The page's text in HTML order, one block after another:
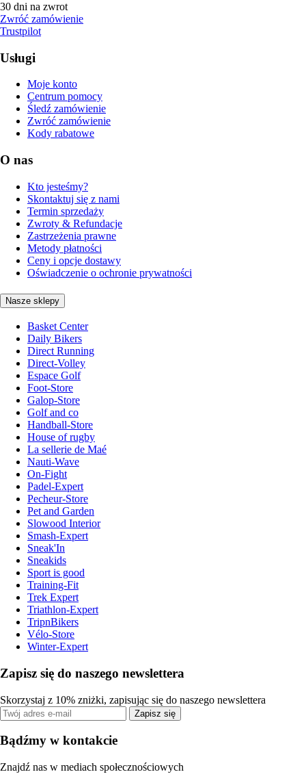
30 dni na zwrot
Zwróć zamówienie
Trustpilot
Usługi
Moje konto
Centrum pomocy
Śledź zamówienie
Zwróć zamówienie
Kody rabatowe
O nas
Kto jesteśmy?
Skontaktuj się z nami
Termin sprzedaży
Zwroty & Refundacje
Zastrzeżenia prawne
Metody płatności
Ceny i opcje dostawy
Oświadczenie o ochronie prywatności
Nasze sklepy
Basket Center
Daily Bikers
Direct Running
Direct-Volley
Espace Golf
Foot-Store
Galop-Store
Golf and co
Handball-Store
House of rugby
La sellerie de Maé
Nauti-Wave
On-Fight
Padel-Expert
Pecheur-Store
Pet and Garden
Slowood Interior
Smash-Expert
Sneak'In
Sneakids
Sport is good
Training-Fit
Trek Expert
Triathlon-Expert
TripnBikers
Vélo-Store
Winter-Expert
Zapisz się do naszego newslettera
Skorzystaj z 10% zniżki, zapisując się do naszego newslettera
Zapisz się
Bądźmy w kontakcie
Znajdź nas w mediach społecznościowych